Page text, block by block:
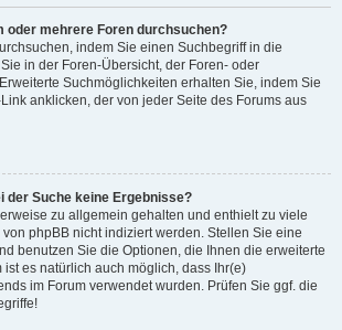
oder mehrere Foren durchsuchen?
indem Sie einen Suchbegriff in die
in der Foren-Übersicht, der Foren- oder
Suchmöglichkeiten erhalten Sie, indem Sie
anklicken, der von jeder Seite des Forums aus
der Suche keine Ergebnisse?
zu allgemein gehalten und enthielt zu viele
phpBB nicht indiziert werden. Stellen Sie eine
benutzen Sie die Optionen, die Ihnen die erweiterte
ist es natürlich auch möglich, dass Ihr(e)
im Forum verwendet wurden. Prüfen Sie ggf. die